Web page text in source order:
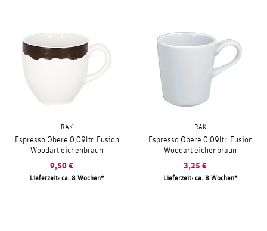
RAK
Espresso Obere 0,09ltr. Fusion
Woodart eichenbraun
9,50 €
Lieferzeit: ca. 8 Wochen
RAK
Espresso Obere 0,09ltr. Fusion
Woodart eichenbraun
3,25 €
Lieferzeit: ca. 8 Wochen